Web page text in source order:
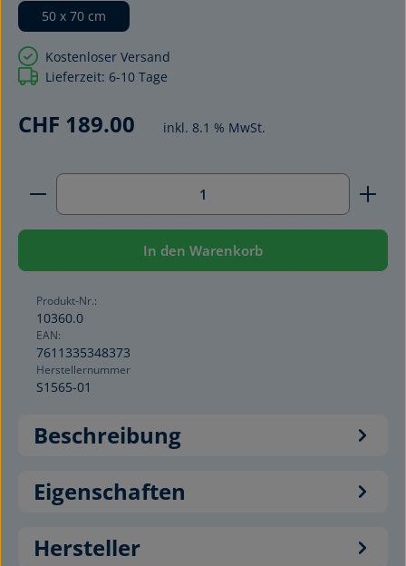
50 x 70 cm
Kostenloser Versand
Lieferzeit: 6-10 Tage
CHF 189.00 inkl. 8.1 % MwSt.
Produkt Anzahl: Gib den gewünschten Wert ein
In den Warenkorb
Produkt-Nr.:
10360.0
EAN:
7611335348373
Herstellernummer
S1565-01
Beschreibung
Eigenschaften
Hersteller